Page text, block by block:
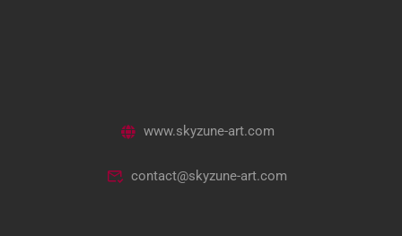
www.skyzune-art.com
contact@skyzune-art.com